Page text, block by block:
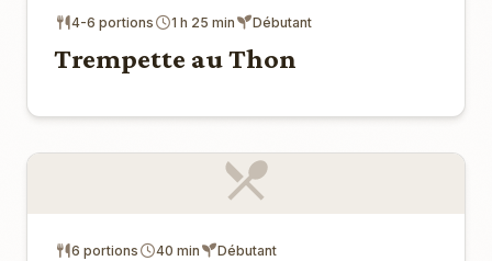
4-6 portions 1 h 25 min Débutant
Trempette au Thon
6 portions 40 min Débutant